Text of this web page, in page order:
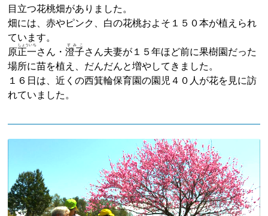
目立つ花桃畑がありました。
畑には、赤やピンク、白の花桃およそ１５０本が植えられ
ています。
原正一
しょういち
さん・澄子
すみこ
さん夫妻が１５年ほど前に果樹園だった
場所に苗を植え、だんだんと増やしてきました。
１６日は、近くの西箕輪保育園の園児４０人が花を見に訪
れていました。